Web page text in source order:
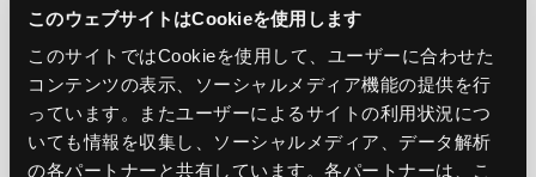
このウェブサイトはCookieを使用します
このサイトではCookieを使用して、ユーザーに合わせた
コンテンツの表示、ソーシャルメディア機能の提供を行
っています。またユーザーによるサイトの利用状況につ
いても情報を収集し、ソーシャルメディア、データ解析
の各パートナーと共有しています。各パートナーは、こ
DynamoDBはその代表格で、データベース管理の複雑さを
軽減し、開発者がアプリケーションに集中できる環境を提
供します。